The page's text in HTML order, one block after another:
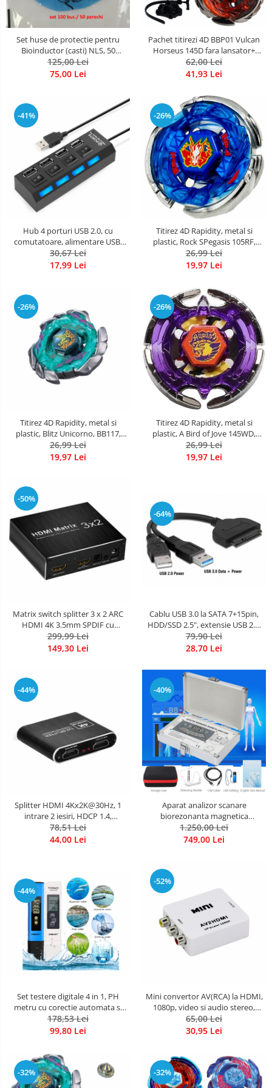
Set huse de protectie pentru
Bioinductor (casti) NLS, 50
perechi, 100 buc.
125,00 Lei
75,00 Lei
Pachet titirezi 4D BBP01 Vulcan
Horseus 145D fara lansator+
BB121A Wing Pegasis 90WF cu
lansator si varf metalic
62,00 Lei
41,93 Lei
-41%
Hub 4 porturi USB 2.0, cu
comutatoare, alimentare USB,
negru, HOPE R
30,67 Lei
17,99 Lei
-26%
Titirez 4D Rapidity, metal si
plastic, Rock SPegasis 105RF,
BB28, Attack, fara lansator
26,99 Lei
19,97 Lei
-26%
Titirez 4D Rapidity, metal si
plastic, Blitz Unicorno, BB117,
Attack, fara lansator
26,99 Lei
19,97 Lei
-26%
Titirez 4D Rapidity, metal si
plastic, A Bird of Jove 145WD,
BB47, Balance, fara lansator
26,99 Lei
19,97 Lei
-50%
Matrix switch splitter 3 x 2 ARC
HDMI 4K 3.5mm SPDIF cu
3.5mm L/R Audio extractor si
telecomanda IR, HOPE R
299,99 Lei
149,30 Lei
-64%
Cablu USB 3.0 la SATA 7+15pin,
HDD/SSD 2.5", extensie USB 2.0,
lungime 10cm, HOPE R
79,90 Lei
28,70 Lei
-44%
Splitter HDMI 4Kx2K@30Hz, 1
intrare 2 iesiri, HDCP 1.4,
UltraHD, slim, negru
78,51 Lei
44,00 Lei
-40%
Aparat analizor scanare
biorezonanta magnetica
QUANTUM generatia 5,
diagnosticare
1.250,00 Lei
749,00 Lei
-44%
Set testere digitale 4 in 1, PH
metru cu corectie automata si
TDS & EC, pentru masurarea PH-
ului si calitatii apei
178,53 Lei
99,80 Lei
-52%
Mini convertor AV(RCA) la HDMI,
1080p, video si audio stereo,
HOPE R
65,00 Lei
30,95 Lei
-32% -32%